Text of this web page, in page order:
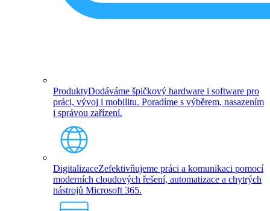
ProduktyDodáváme špičkový hardware i software pro
práci, vývoj i mobilitu. Poradíme s výběrem, nasazením
i správou zařízení.
DigitalizaceZefektivňujeme práci a komunikaci pomocí
moderních cloudových řešení, automatizace a chytrých
nástrojů Microsoft 365.